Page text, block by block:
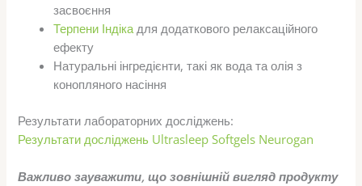
засвоєння
Терпени Індіка для додаткового релаксаційного
ефекту
Натуральні інгредієнти, такі як вода та олія з
конопляного насіння
Результати лабораторних досліджень:
Результати досліджень Ultrasleep Softgels Neurogan
Важливо зауважити, що зовнішній вигляд продукту